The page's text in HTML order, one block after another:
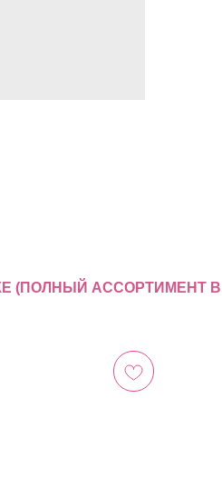
(ПОЛНЫЙ АССОРТИМЕНТ